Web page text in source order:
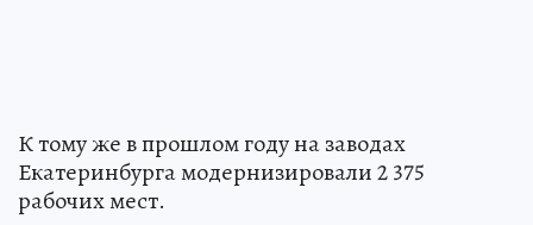
К тому же в прошлом году на заводах
Екатеринбурга модернизировали 2 375
рабочих мест.